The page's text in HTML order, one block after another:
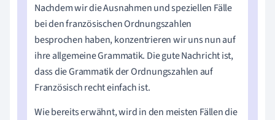
Nachdem wir die Ausnahmen und speziellen Fälle
bei den französischen Ordnungszahlen
besprochen haben, konzentrieren wir uns nun auf
ihre allgemeine Grammatik. Die gute Nachricht ist,
dass die Grammatik der Ordnungszahlen auf
Französisch recht einfach ist.
Wie bereits erwähnt, wird in den meisten Fällen die